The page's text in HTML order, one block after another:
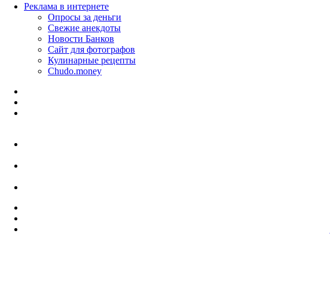
Реклама в интернете
Опросы за деньги
Свежие анекдоты
Новости Банков
Сайт для фотографов
Кулинарные рецепты
Chudo.money